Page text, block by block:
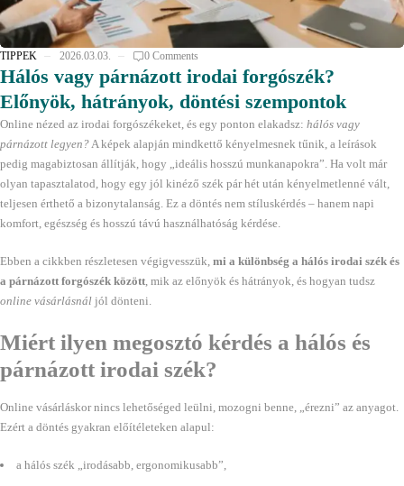
TIPPEK 2026.03.03. 0 Comments
Hálós vagy párnázott irodai forgószék?
Előnyök, hátrányok, döntési szempontok
Online nézed az irodai forgószékeket, és egy ponton elakadsz: hálós vagy
párnázott legyen?A képek alapján mindkettő kényelmesnek tűnik, a leírások
pedig magabiztosan állítják, hogy „ideális hosszú munkanapokra”. Ha volt már
olyan tapasztalatod, hogy egy jól kinéző szék pár hét után kényelmetlenné vált,
teljesen érthető a bizonytalanság. Ez a döntés nem stíluskérdés – hanem napi
komfort, egészség és hosszú távú használhatóság kérdése.
Ebben a cikkben részletesen végigvesszük, mi a különbség a hálós irodai szék és
a párnázott forgószék között, mik az előnyök és hátrányok, és hogyan tudsz
online vásárlásnál jól dönteni.
Miért ilyen megosztó kérdés a hálós és
párnázott irodai szék?
Online vásárláskor nincs lehetőséged leülni, mozogni benne, „érezni” az anyagot.
Ezért a döntés gyakran előítéleteken alapul:
a hálós szék „irodásabb, ergonomikusabb”,